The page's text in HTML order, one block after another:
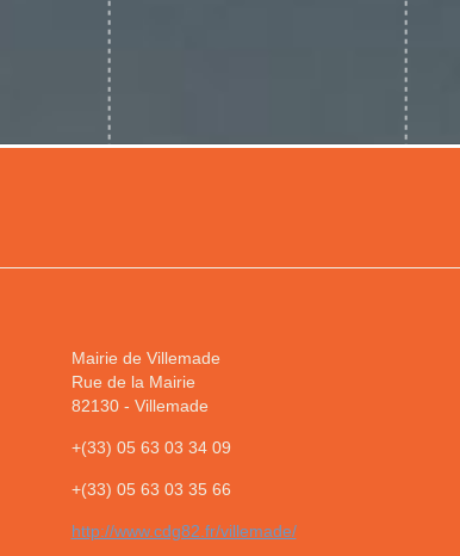
Mairie de Villemade
Rue de la Mairie
82130- Villemade
+(33) 05 63 03 34 09
+(33) 05 63 03 35 66
http://www.cdg82.fr/villemade/